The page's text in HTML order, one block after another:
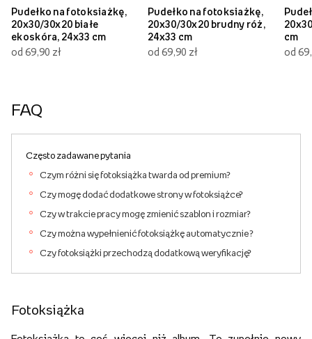
Pudełko na fotoksiażkę,
20x30/30x20 białe
ekoskóra, 24x33 cm
od 69,90 zł
Pudełko na fotoksiażkę,
20x30/30x20 brudny róż,
24x33 cm
od 69,90 zł
cm
od
FAQ
Często zadawane pytania
Czym różni się fotoksiążka twarda od premium?
Czy mogę dodać dodatkowe strony w fotoksiążce?
Czy w trakcie pracy mogę zmienić szablon i rozmiar?
Czy można wypełnienić fotoksiążkę automatycznie ?
Czy fotoksiążki przechodzą dodatkową weryfikację?
Fotoksiążka